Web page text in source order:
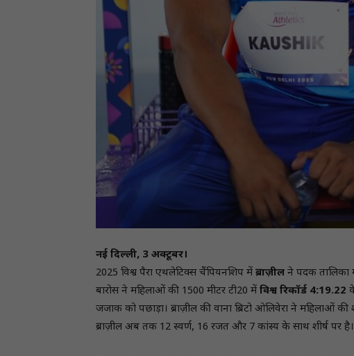
नई दिल्ली, 3 अक्टूबर।
2025 विश्व पैरा एथलेटिक्स चैंपियनशिप में ब्राज़ील ने पदक तालिका
बारोस ने महिलाओं की 1500 मीटर टी20 में विश्व रिकॉर्ड 4:19.22
जजाक को पछाड़ा। ब्राज़ील की वाना ब्रिटो ओलिवेरा ने महिलाओं
ब्राज़ील अब तक 12 स्वर्ण, 16 रजत और 7 कांस्य के साथ शीर्ष पर है।